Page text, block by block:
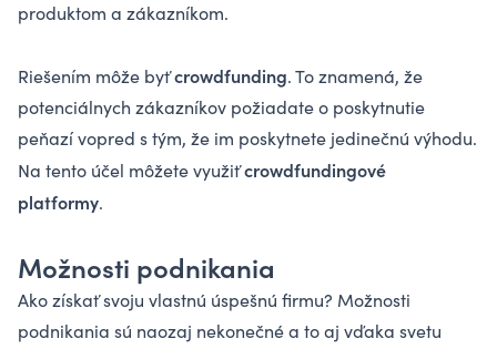
produktom a zákazníkom.
Riešením môže byťcrowdfunding. To znamená, že
potenciálnych zákazníkov požiadate o poskytnutie
peňazí vopred s tým, že im poskytnete jedinečnú výhodu.
Na tento účel môžete využiťcrowdfundingové
platformy.
Možnosti podnikania
Ako získať svoju vlastnú úspešnú firmu? Možnosti
podnikania sú naozaj nekonečné a to aj vďaka svetu